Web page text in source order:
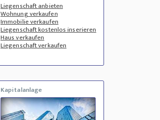
Liegenschaft anbieten
Wohnung verkaufen
Immobilie verkaufen
Liegenschaft kostenlos inserieren
Haus verkaufen
Liegenschaft verkaufen
Kapitalanlage